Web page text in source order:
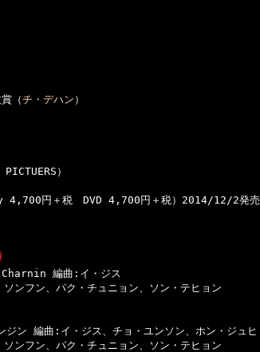
（チ・デハン ）
）
4,700円＋税　DVD 4,700円＋税）2014/12/2発売
編曲:イ・ジス
ンフン、パク・チュニョン、ソン・テヒョン
ン 編曲:イ・ジス、チョ・ユンソン、ホン・ジュヒ
ンフン、パク・チュニョン、ソン・テヒョン